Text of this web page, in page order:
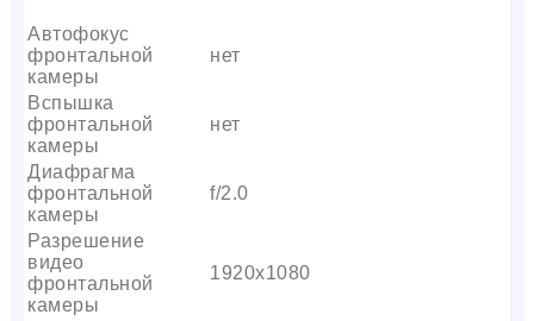
Автофокус
фронтальной
камеры
нет
Вспышка
фронтальной
камеры
нет
Диафрагма
фронтальной
камеры
f/2.0
Разрешение
видео
фронтальной
камеры
1920х1080